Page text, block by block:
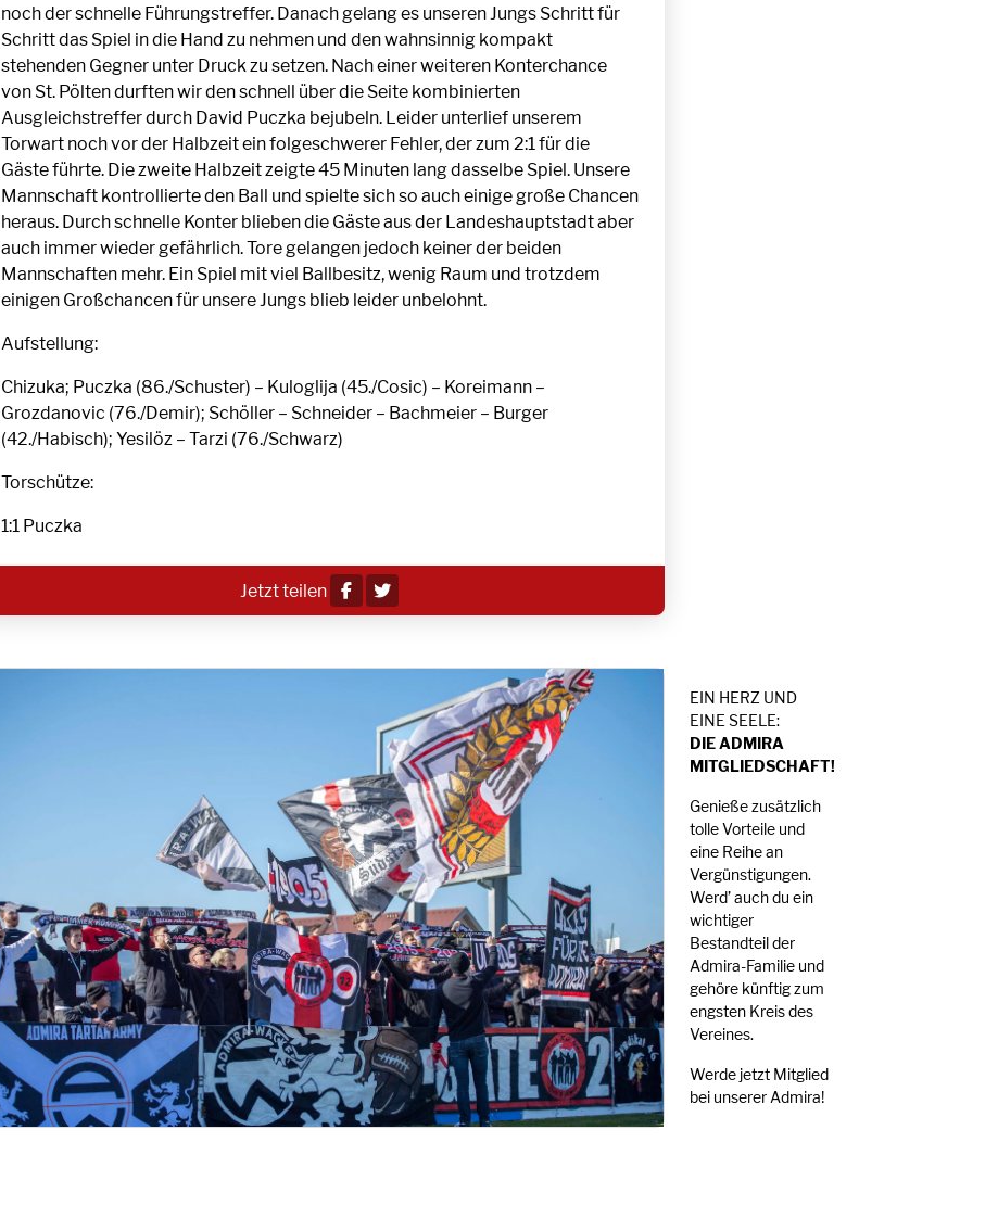
noch der schnelle Führungstreffer. Danach gelang es unseren Jungs Schritt für
Schritt das Spiel in die Hand zu nehmen und den wahnsinnig kompakt
stehenden Gegner unter Druck zu setzen. Nach einer weiteren Konterchance
von St. Pölten durften wir den schnell über die Seite kombinierten
Ausgleichstreffer durch David Puczka bejubeln. Leider unterlief unserem
Torwart noch vor der Halbzeit ein folgeschwerer Fehler, der zum 2:1 für die
Gäste führte. Die zweite Halbzeit zeigte 45 Minuten lang dasselbe Spiel. Unsere
Mannschaft kontrollierte den Ball und spielte sich so auch einige große Chancen
heraus. Durch schnelle Konter blieben die Gäste aus der Landeshauptstadt aber
auch immer wieder gefährlich. Tore gelangen jedoch keiner der beiden
Mannschaften mehr. Ein Spiel mit viel Ballbesitz, wenig Raum und trotzdem
einigen Großchancen für unsere Jungs blieb leider unbelohnt.
Aufstellung:
Chizuka; Puczka (86./Schuster) – Kuloglija (45./Cosic) – Koreimann –
Grozdanovic (76./Demir); Schöller – Schneider – Bachmeier – Burger
(42./Habisch); Yesilöz – Tarzi (76./Schwarz)
Torschütze:
1:1 Puczka
Jetzt teilen
EIN HERZ UND
EINE SEELE:
DIE ADMIRA
MITGLIEDSCHAFT!
Genieße zusätzlich
tolle Vorteile und
eine Reihe an
Vergünstigungen.
Werd’ auch du ein
wichtiger
Bestandteil der
Admira-Familie und
gehöre künftig zum
engsten Kreis des
Vereines.
Werde jetzt Mitglied
bei unserer Admira!